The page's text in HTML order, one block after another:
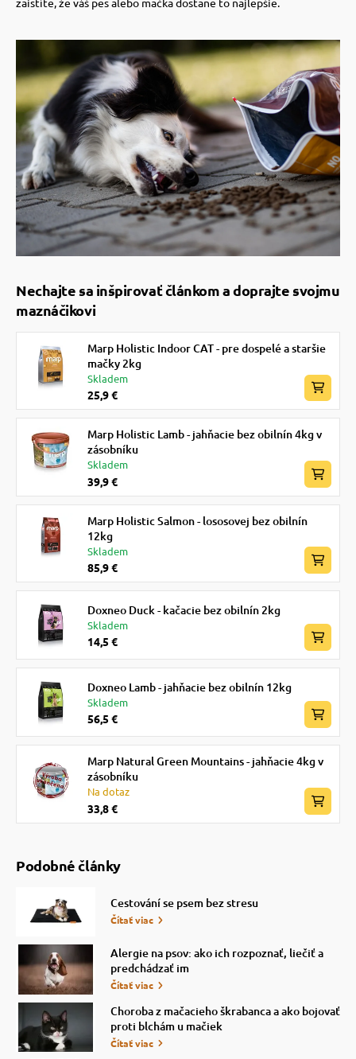
Nechajte sa inšpirovať článkom a doprajte svojmu
maznáčikovi
Marp Holistic Indoor CAT - pre dospelé a staršie
mačky 2kg
Skladem
25,9 €
Marp Holistic Lamb - jahňacie bez obilnín 4kg v
zásobníku
Skladem
39,9 €
Marp Holistic Salmon - lososovej bez obilnín
12kg
Skladem
85,9 €
Doxneo Duck - kačacie bez obilnín 2kg
Skladem
14,5 €
Doxneo Lamb - jahňacie bez obilnín 12kg
Skladem
56,5 €
Marp Natural Green Mountains - jahňacie 4kg v
zásobníku
Na dotaz
33,8 €
Podobné články
Cestování se psem bez stresu
Čítať viac
Alergie na psov: ako ich rozpoznať, liečiť a
predchádzať im
Čítať viac
Choroba z mačacieho škrabanca a ako bojovať
proti blchám u mačiek
Čítať viac